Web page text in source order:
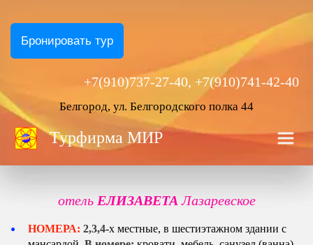
Бронировать тур
+7(910)737-27-40, +7(910)741-42-40
Белгород, ул. Белгородского полка 44
Турфирма МИР
отель ЕЛИЗАВЕТА Лазаревское
НОМЕРА: 2,3,4-х местные, в шестиэтажном здании с